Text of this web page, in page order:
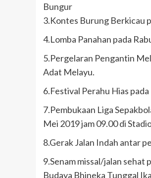
Bungur
3.Kontes Burung Berkicau
4.Lomba Panahan pada
5.Pergelaran Pengantin
Adat Melayu.
6.Festival Perahu Hias
7.Pembukaan Liga
Mei 2019 jam 09.00 di
8.Gerak Jalan Indah antar
9.Senam missal/jalan sehat
Budaya Bhineka Tunggal